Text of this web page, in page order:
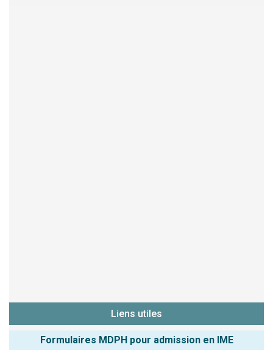
Liens utiles
Formulaires MDPH pour admission en IME